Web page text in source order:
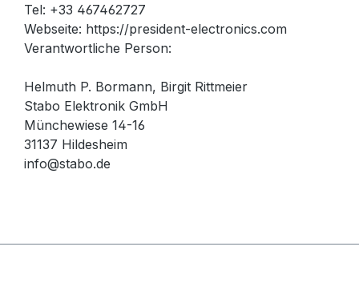
Tel: +33 467462727
Webseite: https://president-electronics.com
Verantwortliche Person:
Helmuth P. Bormann, Birgit Rittmeier
Stabo Elektronik GmbH
Münchewiese 14-16
31137 Hildesheim
info@stabo.de